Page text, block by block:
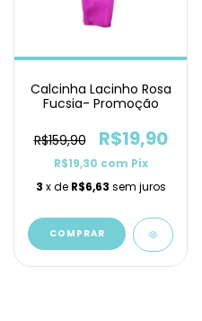
Calcinha Lacinho Rosa
Fucsia- Promoção
R$159,90 R$19,90
R$19,30 com Pix
3 x de R$6,63 sem juros
COMPRAR